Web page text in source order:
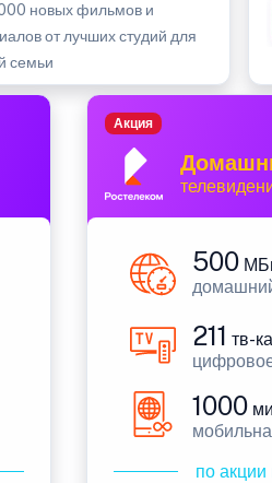
новых фильмов и
от лучших студий для
семьи
Акция
500
211 тв-
1000
по